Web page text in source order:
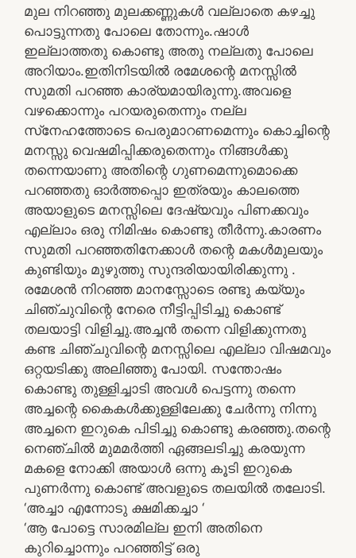
മുല നിറഞ്ഞു മുലക്കണ്ണുകള്‍ വല്ലാതെ കഴച്ചു
പൊട്ടുന്നതു പോലെ തോന്നും.ഷാള്‍
ഇല്ലാത്തതു കൊണ്ടു അതു നല്ലതു പോലെ
അറിയാം.ഇതിനിടയില്‍ രമേശന്റെ മനസ്സില്‍
സുമതി പറഞ്ഞ കാര്യമായിരുന്നു.അവളെ
വഴക്കൊന്നും പറയരുതെന്നും നല്ല
സ്‌നേഹത്തോടെ പെരുമാറണമെന്നും കൊച്ചിന്റെ
മനസ്സു വെഷമിപ്പിക്കരുതെന്നും നിങ്ങള്‍ക്കു
തന്നെയാണു അതിന്റെ ഗുണമെന്നുമൊക്കെ
പറഞ്ഞതു ഓര്‍ത്തപ്പൊ ഇത്രയും കാലത്തെ
അയാളുടെ മനസ്സിലെ ദേഷ്യവും പിണക്കവും
എല്ലാം ഒരു നിമിഷം കൊണ്ടു തീര്‍ന്നു.കാരണം
സുമതി പറഞ്ഞതിനേക്കാള്‍ തന്റെ മകള്‍മുലയും
കുണ്ടിയും മുഴുത്തു സുന്ദരിയായിരിക്കുന്നു .
രമേശന്‍ നിറഞ്ഞ മാനസ്സോടെ രണ്ടു കയ്യും
ചിഞ്ചുവിന്റെ നേരെ നീട്ടിപ്പിടിച്ചു കൊണ്ട്
തലയാട്ടി വിളിച്ചു.അച്ചന്‍ തന്നെ വിളിക്കുന്നതു
കണ്ട ചിഞ്ചുവിന്റെ മനസ്സിലെ എല്ലാ വിഷമവും
ഒറ്റയടിക്കു അലിഞ്ഞു പോയി. സന്തോഷം
കൊണ്ടു തുള്ളിച്ചാടി അവള്‍ പെട്ടന്നു തന്നെ
അച്ചന്റെ കൈകള്‍ക്കുള്ളിലേക്കു ചേര്‍ന്നു നിന്നു
അച്ചനെ ഇറുകെ പിടിച്ചു കൊണ്ടു കരഞ്ഞു.തന്റെ
നെഞ്ചില്‍ മുമമര്‍ത്തി ഏങ്ങലടിച്ചു കരയുന്ന
മകളെ നോക്കി അയാള്‍ ഒന്നു കൂടി ഇറുകെ
പുണര്‍ന്നു കൊണ്ട് അവളുടെ തലയില്‍ തലോടി.
‘അച്ചാ എന്നോടു ക്ഷമിക്കച്ചാ ‘
‘ആ പോട്ടെ സാരമില്ല ഇനി അതിനെ
കുറിച്ചൊന്നും പറഞ്ഞിട്ട് ഒരു